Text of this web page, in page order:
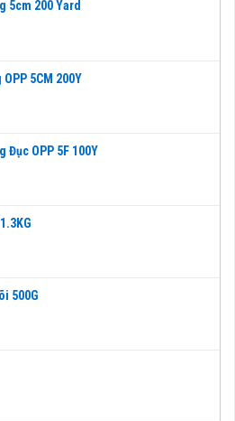
5cm 200 Yard
5CM 200Y
Đục OPP 5F 100Y
500G